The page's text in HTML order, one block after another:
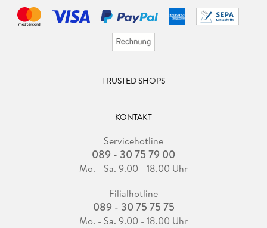
TRUSTED SHOPS
KONTAKT
Servicehotline
089 - 30 75 79 00
Mo. - Sa. 9.00 - 18.00 Uhr
Filialhotline
089 - 30 75 75 75
Mo. - Sa. 9.00 - 18.00 Uhr